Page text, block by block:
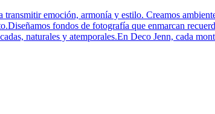
transmitir emoción, armonía y estilo. Creamos
fondos de fotografía que enmarcan
naturales y atemporales.En Deco Jenn, cada